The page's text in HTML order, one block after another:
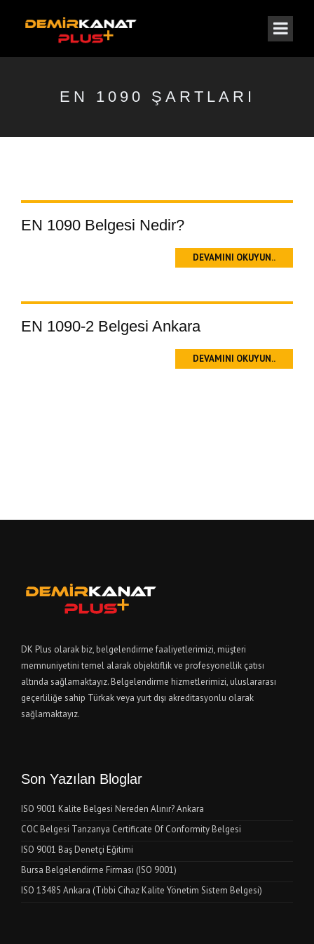
EN 1090 ŞARTLARI
EN 1090 Belgesi Nedir?
DEVAMINI OKUYUN..
EN 1090-2 Belgesi Ankara
DEVAMINI OKUYUN..
DK Plus olarak biz, belgelendirme faaliyetlerimizi, müşteri
memnuniyetini temel alarak objektiflik ve profesyonellik çatısı
altında sağlamaktayız. Belgelendirme hizmetlerimizi, uluslararası
geçerliliğe sahip Türkak veya yurt dışı akreditasyonlu olarak
sağlamaktayız.
Son Yazılan Bloglar
ISO 9001 Kalite Belgesi Nereden Alınır? Ankara
COC Belgesi Tanzanya Certificate Of Conformity Belgesi
ISO 9001 Baş Denetçi Eğitimi
Bursa Belgelendirme Firması (ISO 9001)
ISO 13485 Ankara (Tıbbi Cihaz Kalite Yönetim Sistem Belgesi)